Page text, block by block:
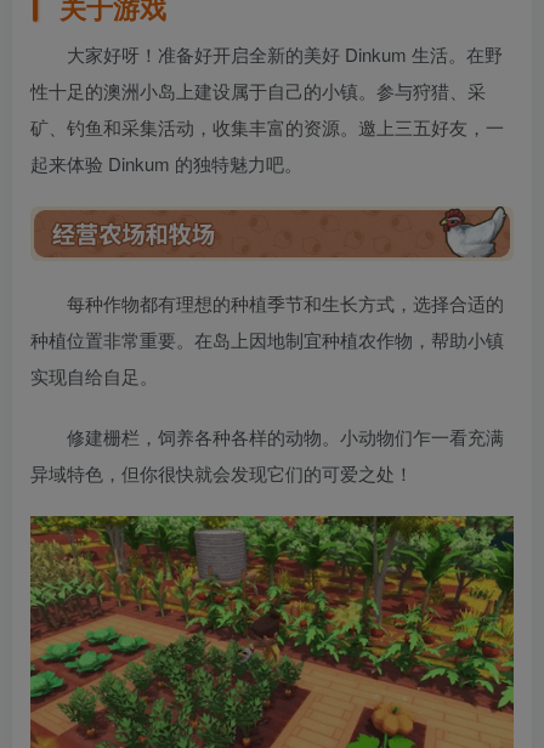
大家好呀！准备好开启全新的美好 Dinkum 生活。在野
性十足的澳洲小岛上建设属于自己的小镇。参与狩猎、采
矿、钓鱼和采集活动，收集丰富的资源。邀上三五好友，一
起来体验 Dinkum 的独特魅力吧。
每种作物都有理想的种植季节和生长方式，选择合适的
种植位置非常重要。在岛上因地制宜种植农作物，帮助小镇
实现自给自足。
修建栅栏，饲养各种各样的动物。小动物们乍一看充满
异域特色，但你很快就会发现它们的可爱之处！